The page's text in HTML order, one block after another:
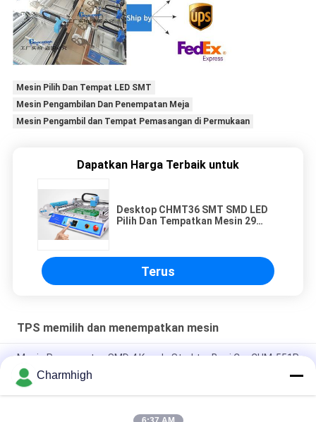
Mesin Pilih Dan Tempat LED SMT
Mesin Pengambilan Dan Penempatan Meja
Mesin Pengambil dan Tempat Pemasangan di Permukaan
Dapatkan Harga Terbaik untuk
Desktop CHMT36 SMT SMD LED
Pilih Dan Tempatkan Mesin 29
Terus
TPS memilih dan menempatkan mesin
Mesin Penempatan SMD 4 Kepala Struktur Besi Cor CHM-551P
Desain sempit TC06 Modul presisi tinggi SMT Pick and Place
Machine 6 Kepala Dukungan 01005
Charmhigh